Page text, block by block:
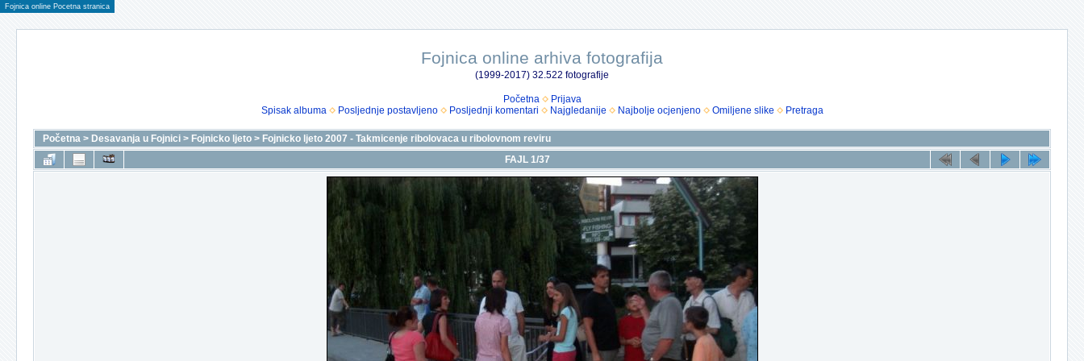
Fojnica online Pocetna stranica
Fojnica online arhiva fotografija
(1999-2017) 32.522 fotografije
Početna
Prijava
Spisak albuma
Posljednje postavljeno Posljednji komentari Najgledanije Najbolje ocjenjeno Omiljene slike Pretraga
Početna > Desavanja u Fojnici > Fojnicko ljeto > Fojnicko ljeto 2007 - Takmicenje ribolovaca u ribolovnom reviru
FAJL 1/37